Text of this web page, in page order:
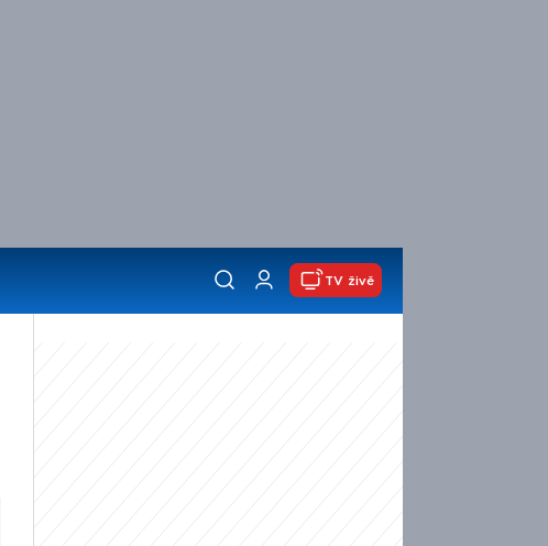
TV živě